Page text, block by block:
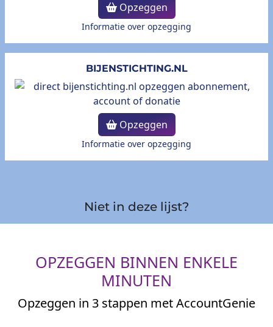
Opzeggen
Informatie over opzegging
BIJENSTICHTING.NL
Opzeggen
Informatie over opzegging
Niet in deze lijst?
OPZEGGEN BINNEN ENKELE
MINUTEN
Opzeggen in 3 stappen met AccountGenie